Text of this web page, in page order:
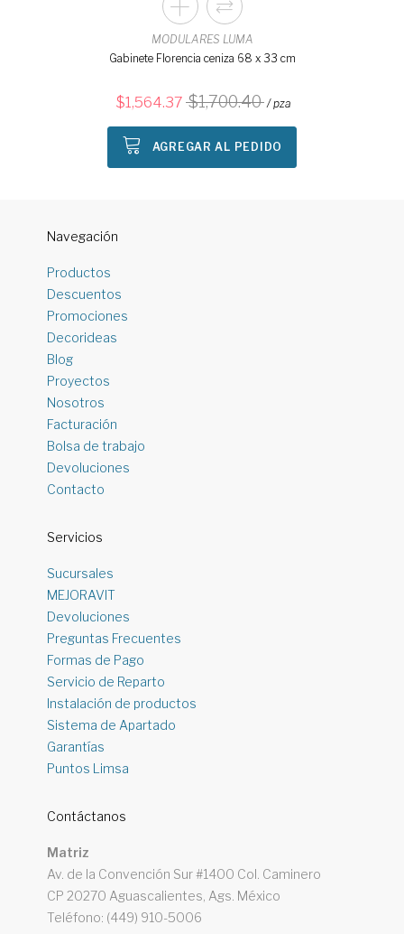
MODULARES LUMA
Gabinete Florencia ceniza 68 x 33 cm
1,564.37 1,700.40 / pza
AGREGAR AL PEDIDO
Navegación
Productos
Descuentos
Promociones
Decorideas
Blog
Proyectos
Nosotros
Facturación
Bolsa de trabajo
Devoluciones
Contacto
Servicios
Sucursales
MEJORAVIT
Devoluciones
Preguntas Frecuentes
Formas de Pago
Servicio de Reparto
Instalación de productos
Sistema de Apartado
Garantías
Puntos Limsa
Contáctanos
Matriz
Av. de la Convención Sur #1400 Col. Caminero
CP 20270 Aguascalientes, Ags. México
Teléfono: (449) 910-5006